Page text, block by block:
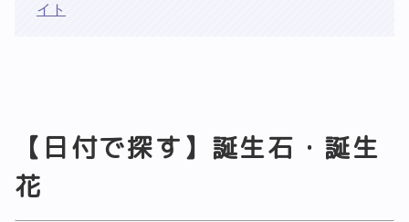
イト
【日付で探す】誕生石・誕生
花